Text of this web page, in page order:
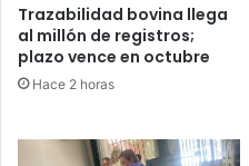
Trazabilidad bovina llega
al millón de registros;
plazo vence en octubre
Hace 2 horas